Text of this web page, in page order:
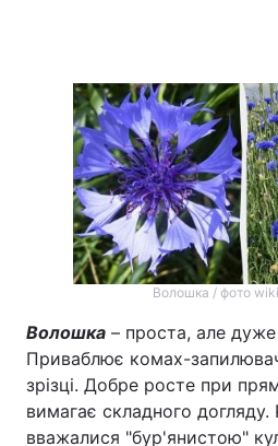
Волошка / фото
Волошка – проста, але дуже
Приваблює комах-
зрізці. Добре росте при
вимагає складного
вважалися "бур'янистою"